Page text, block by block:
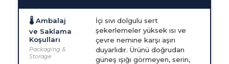
🌡️ Ambalaj
ve Saklama
Koşulları
Packaging &
Storage
İçi sıvı dolgulu sert
şekerlemeler yüksek ısı ve
çevre nemine karşı aşırı
duyarlıdır. Ürünü doğrudan
güneş ışığı görmeyen, serin,